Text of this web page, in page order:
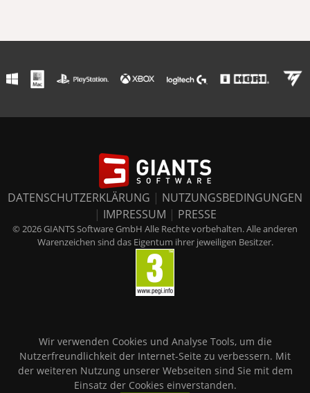
DATENSCHUTZERKLÄRUNG | NUTZUNGSBEDINGUNGEN
| IMPRESSUM | PRESSE
© 2026 GIANTS Software GmbH Alle Rechte vorbehalten. Alle anderen
Warenzeichen sind das Eigentum ihrer jeweiligen Besitzer.
Wir verwenden Cookies und Analyse Tools, um die
Nutzerfreundlichkeit der Internet-Seite zu verbessern. Mit
der weiteren Nutzung unserer Webseiten sind Sie mit dem
Einsatz der Cookies einverstanden.